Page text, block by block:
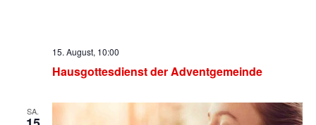
Hausgottesdienst der Adventgemeinde
15. August, 10:00
SA.